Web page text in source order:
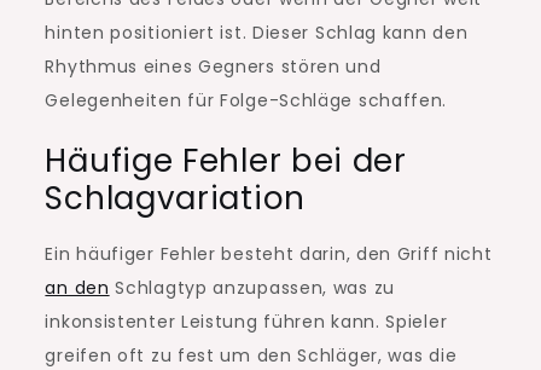
hinten positioniert ist. Dieser Schlag kann den
Rhythmus eines Gegners stören und
Gelegenheiten für Folge-Schläge schaffen.
Häufige Fehler bei der
Schlagvariation
Ein häufiger Fehler besteht darin, den Griff nicht
an den Schlagtyp anzupassen, was zu
inkonsistenter Leistung führen kann. Spieler
greifen oft zu fest um den Schläger, was die